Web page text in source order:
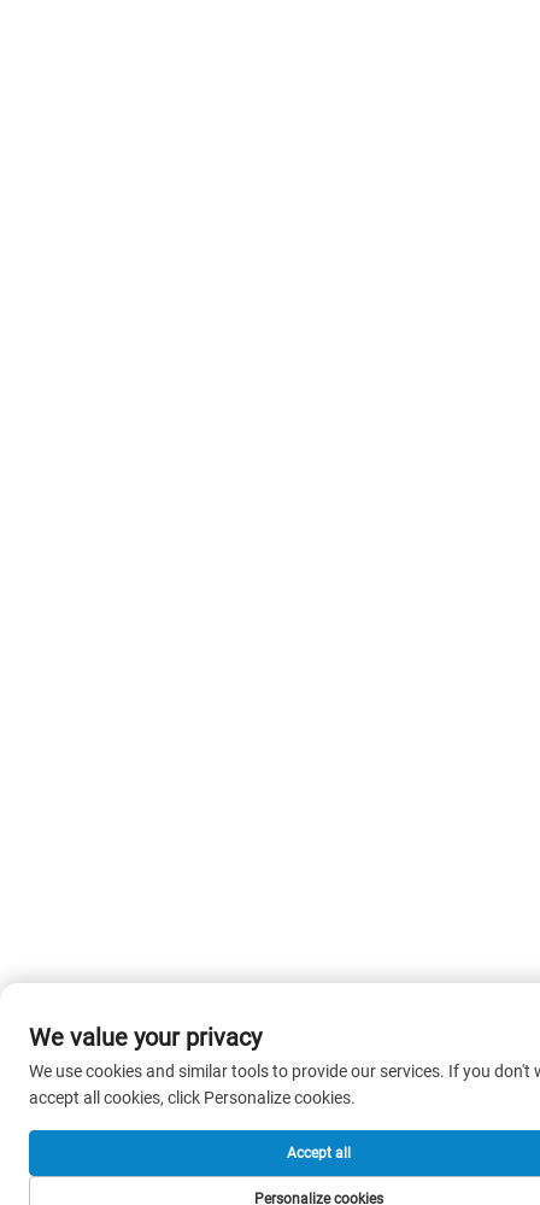
We value your privacy
We use cookies and similar tools to provide our services. If you don't
accept all cookies, click Personalize cookies.
Personalize cookies
Accept all